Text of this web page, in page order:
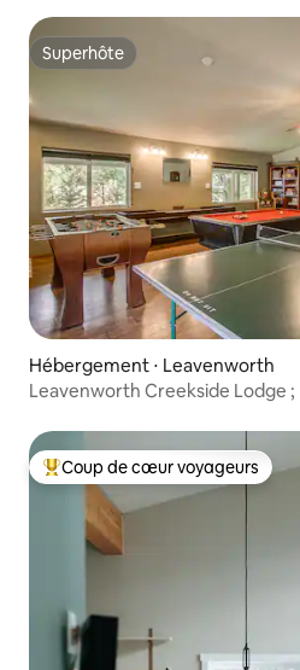
Superhôte
Superhôte
Hébergement ⋅ Leavenworth
Leavenworth Creekside Lodge ;
Coups de cœur voyageurs les
Coup de cœur voyageurs